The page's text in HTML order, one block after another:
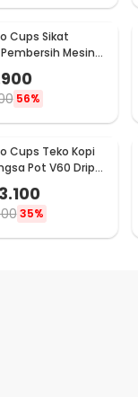
Cups Sikat
Mesin
56%
Cups Teko Kopi
Pot V60 Drip
- RF-15
35%